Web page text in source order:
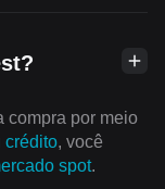
compra por meio
crédito, você
spot.